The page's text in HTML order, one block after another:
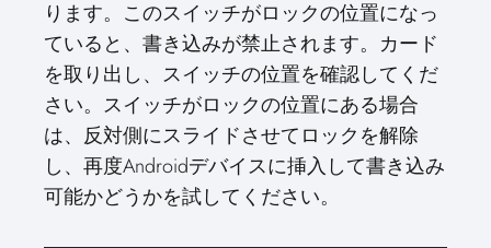
ります。このスイッチがロックの位置になっ
ていると、書き込みが禁止されます。カード
を取り出し、スイッチの位置を確認してくだ
さい。スイッチがロックの位置にある場合
は、反対側にスライドさせてロックを解除
し、再度Androidデバイスに挿入して書き込み
可能かどうかを試してください。